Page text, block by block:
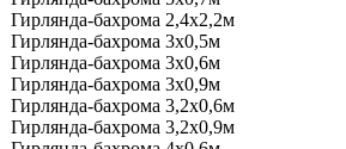
Гирлянда-бахрома 2,4х2,2м
Гирлянда-бахрома 3х0,5м
Гирлянда-бахрома 3х0,6м
Гирлянда-бахрома 3х0,9м
Гирлянда-бахрома 3,2х0,6м
Гирлянда-бахрома 3,2х0,9м